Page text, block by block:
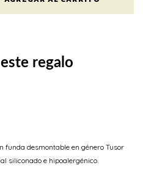
regalo
funda desmontable en género Tusor
siliconado e hipoalergénico.